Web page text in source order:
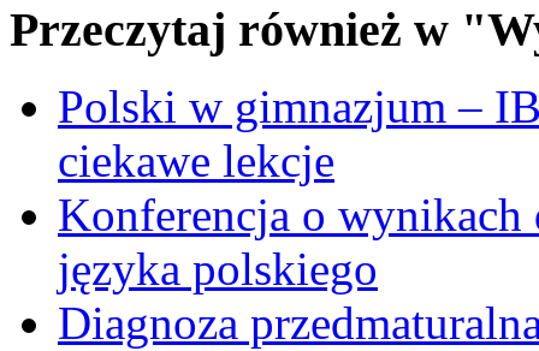
Przeczytaj również w
Polski w gimnazjum –
ciekawe lekcje
Konferencja o wynikach
języka polskiego
Diagnoza